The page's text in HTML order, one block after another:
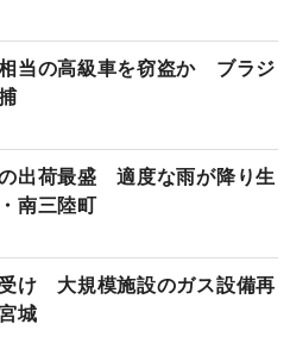
当の高級車を窃盗か ブラジ
出荷最盛 適度な雨が降り生
南三陸町
け 大規模施設のガス設備再
城